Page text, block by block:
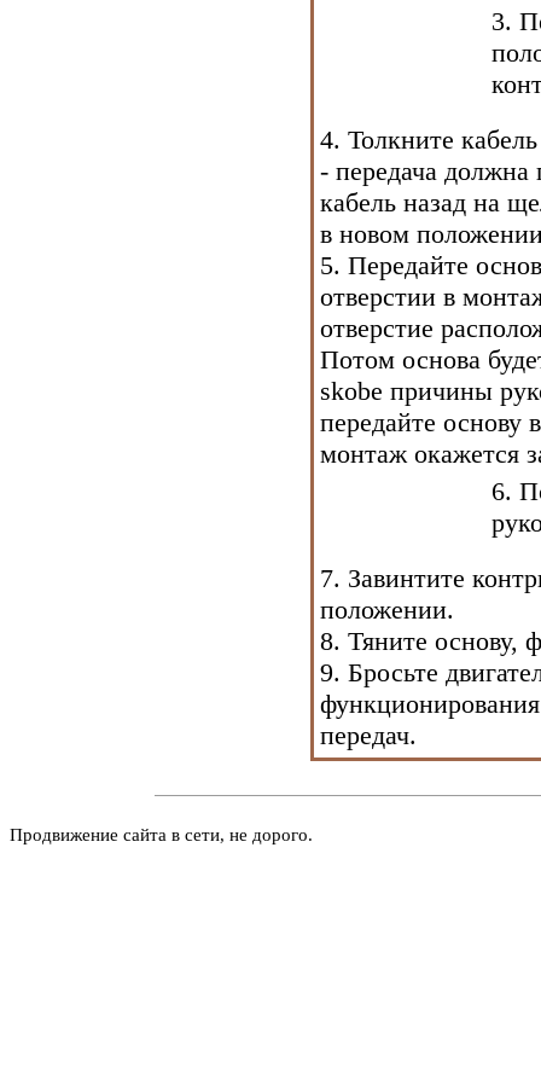
3.
4. Толкните
- передача
кабель назад на
в новом
5. Передайте
отверстии в
отверстие
Потом основа
skobe причины
передайте основу
монтаж окажется
6.
7. Завинтите
положении.
8. Тяните
9. Бросьте
передач.
Продвижение сайта в сети, не дорого.